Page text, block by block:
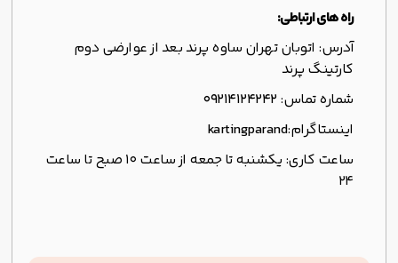
راه های ارتباطی:
آدرس: اتوبان تهران ساوه پرند بعد از عوارضی دوم
کارتینگ پرند
شماره تماس: 09214124242
اینستاگرام:kartingparand
ساعت کاری: یکشنبه تا جمعه از ساعت 10 صبح تا ساعت
24